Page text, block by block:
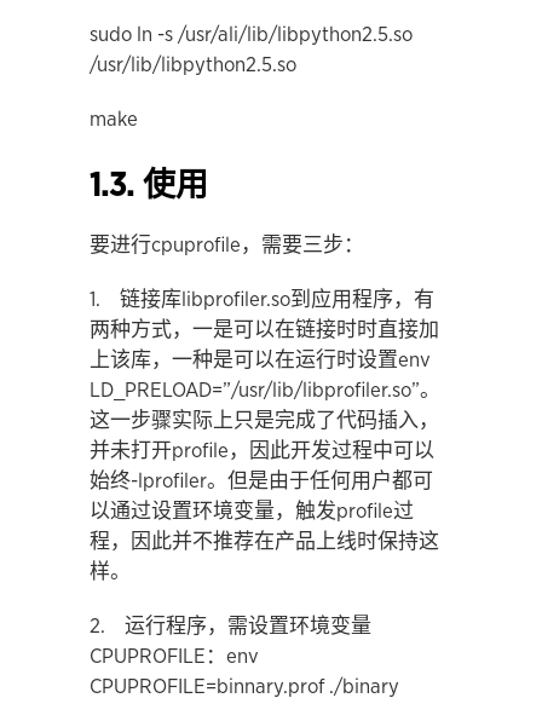
sudo ln -s /usr/ali/lib/libpython2.5.so
/usr/lib/libpython2.5.so
make
1.3. 使用
要进行cpuprofile，需要三步：
1. 链接库libprofiler.so到应用程序，有
两种方式，一是可以在链接时时直接加
上该库，一种是可以在运行时设置env
LD_PRELOAD=”/usr/lib/libprofiler.so”。
这一步骤实际上只是完成了代码插入，
并未打开profile，因此开发过程中可以
始终-lprofiler。但是由于任何用户都可
以通过设置环境变量，触发profile过
程，因此并不推荐在产品上线时保持这
样。
2. 运行程序，需设置环境变量
CPUPROFILE：env
CPUPROFILE=binnary.prof ./binary